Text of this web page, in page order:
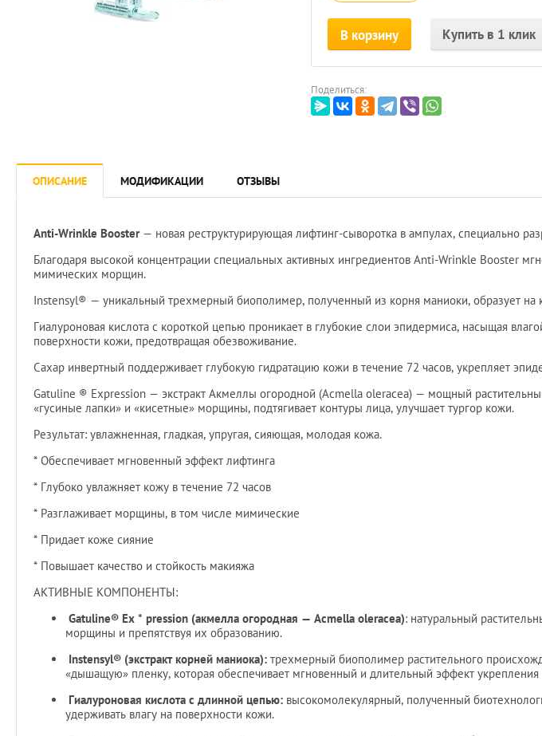
В корзину Купить в 1 клик
Поделиться:
ОПИСАНИЕ МОДИФИКАЦИИ ОТЗЫВЫ
Anti-Wrinkle Booster— новая реструктурирующая лифтинг-сыворотка в ампулах, специально
Благодаря высокой концентрации специальных активных ингредиентов Anti-Wrinkle Booster
мимических морщин.
Instensyl® — уникальный трехмерный биополимер, полученный из корня маниоки, образует
Гиалуроновая кислота с короткой цепью проникает в глубокие слои эпидермиса, насыщая
поверхности кожи, предотвращая обезвоживание.
Сахар инвертный поддерживает глубокую гидратацию кожи в течение 72 часов, укрепляет
Gatuline ® Expression — экстракт Акмеллы огородной (Acmella oleracea) — мощный
«гусиные лапки» и «кисетные» морщины, подтягивает контуры лица, улучшает тургор кожи.
Результат: увлажненная, гладкая, упругая, сияющая, молодая кожа.
* Обеспечивает мгновенный эффект лифтинга
* Глубоко увлажняет кожу в течение 72 часов
* Разглаживает морщины, в том числе мимические
* Придает коже сияние
* Повышает качество и стойкость макияжа
АКТИВНЫЕ КОМПОНЕНТЫ:
Gatuline® Ex * pression (акмелла огородная — Acmella oleracea): натуральный
морщины и препятствуя их образованию.
Instensyl® (экстракт корней маниока): трехмерный биополимер растительного
«дышащую» пленку, которая обеспечивает мгновенный и длительный эффект
Гиалуроновая кислота с длинной цепью: высокомолекулярный, полученный
удерживать влагу на поверхности кожи.